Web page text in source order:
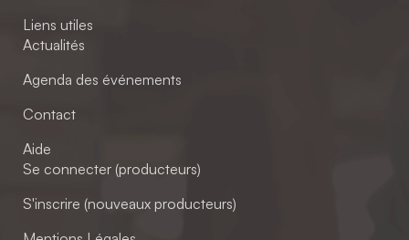
Liens utiles
Actualités
Agenda des événements
Contact
Aide
Se connecter (producteurs)
S'inscrire (nouveaux producteurs)